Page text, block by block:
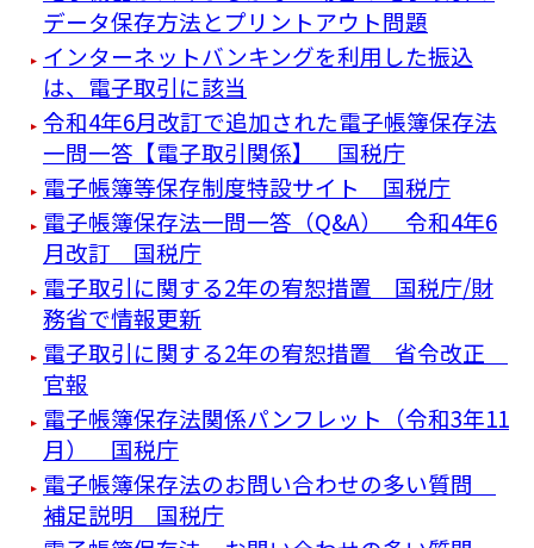
データ保存方法とプリントアウト問題
インターネットバンキングを利用した振込
は、電子取引に該当
令和4年6月改訂で追加された電子帳簿保存法
一問一答【電子取引関係】 国税庁
電子帳簿等保存制度特設サイト 国税庁
電子帳簿保存法一問一答（Q&A） 令和4年6
月改訂 国税庁
電子取引に関する2年の宥恕措置 国税庁/財
務省で情報更新
電子取引に関する2年の宥恕措置 省令改正
官報
電子帳簿保存法関係パンフレット（令和3年11
月） 国税庁
電子帳簿保存法のお問い合わせの多い質問
補足説明 国税庁